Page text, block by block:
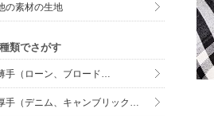
の素材の生地
類でさがす
手（ローン、ブロード…
手（デニム、キャンブリック…